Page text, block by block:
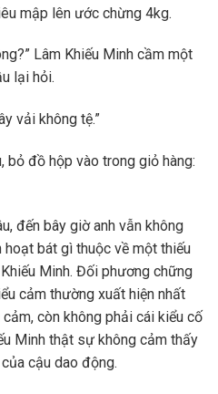
mập lên ước chừng 4kg.
Lâm Khiếu Minh cầm một
lại hỏi.
vải không tệ.”
bỏ đồ hộp vào trong giỏ hàng:
đến bây giờ anh vẫn không
bát gì thuộc về một thiếu
Minh. Đối phương chững
cảm thường xuất hiện nhất
còn không phải cái kiểu cố
Minh thật sự không cảm thấy
cậu dao động.